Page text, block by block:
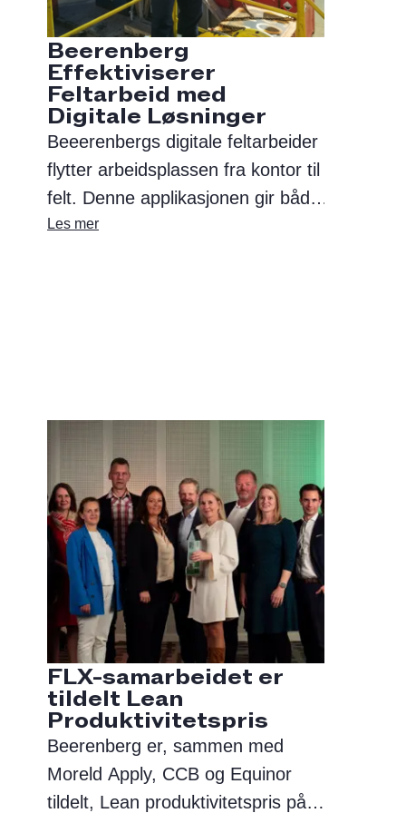
Beerenberg
Effektiviserer
Feltarbeid med
Digitale Løsninger
Beeerenbergs digitale feltarbeider
flytter arbeidsplassen fra kontor til
felt. Denne applikasjonen gir både
formenn og ingeniører enkel
samtidig som den gjør hverdagen
Les mer
FLX-samarbeidet er
tildelt Lean
Produktivitetspris
Beerenberg er, sammen med
Moreld Apply, CCB og Equinor
tildelt, Lean produktivitetspris på